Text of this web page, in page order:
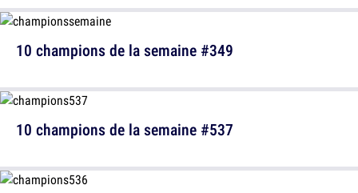
10 champions de la semaine #537
10 champions de la semaine #349